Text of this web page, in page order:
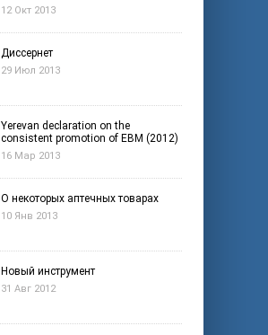
12 Окт 2013
Диссернет
29 Июл 2013
Yerevan declaration on the
consistent promotion of EBM (2012)
16 Мар 2013
О некоторых аптечных товарах
10 Янв 2013
Новый инструмент
31 Авг 2012